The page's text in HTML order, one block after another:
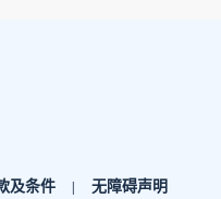
及条件 无障碍声明